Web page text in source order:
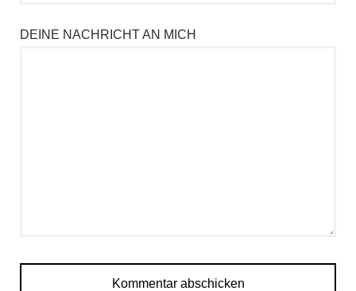
DEINE NACHRICHT AN MICH